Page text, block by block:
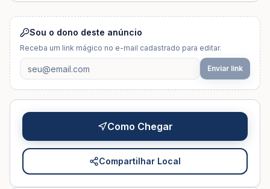
Sou o dono deste anúncio
Receba um link mágico no e-mail cadastrado para editar.
Enviar link
Como Chegar
Compartilhar Local